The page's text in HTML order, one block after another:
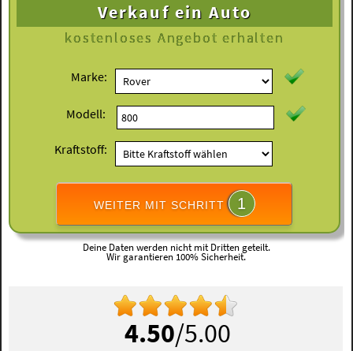
Verkauf ein Auto
kostenloses Angebot erhalten
Marke:
Modell:
Kraftstoff:
WEITER MIT SCHRITT 1
Deine Daten werden nicht mit Dritten geteilt.
Wir garantieren 100% Sicherheit.
4.50/5.00